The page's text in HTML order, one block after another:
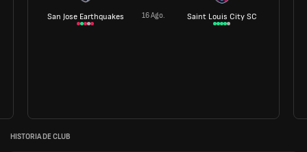
San Jose Earthquakes 16 Ago. Saint Louis City SC
HISTORIA DE CLUB